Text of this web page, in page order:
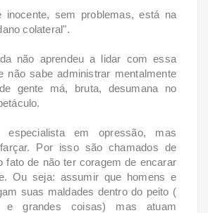
inocente, sem problemas, está na
colateral".
não aprendeu a lidar com essa
não sabe administrar mentalmente
gente má, bruta, desumana no
em opressão, mas
Por isso são chamados de
fato de não ter coragem de encarar
Ou seja: assumir que homens e
suas maldades dentro do peito (
e grandes coisas) mas atuam